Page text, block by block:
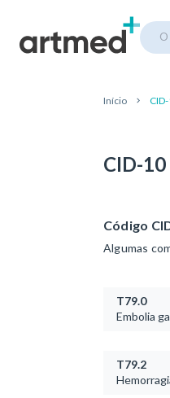
Início
CID-10
Código
Algumas
T79.0
Embolia
T79.2